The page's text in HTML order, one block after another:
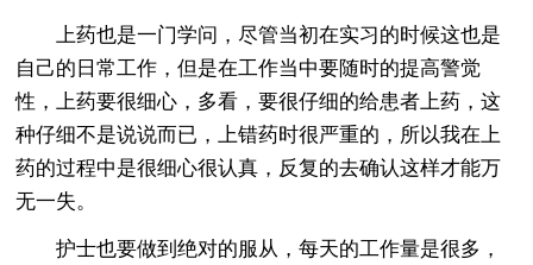
上药也是一门学问，尽管当初在实习的时候这也是
自己的日常工作，但是在工作当中要随时的提高警觉
性，上药要很细心，多看，要很仔细的给患者上药，这
种仔细不是说说而已，上错药时很严重的，所以我在上
药的过程中是很细心很认真，反复的去确认这样才能万
无一失。
护士也要做到绝对的服从，每天的工作量是很多，